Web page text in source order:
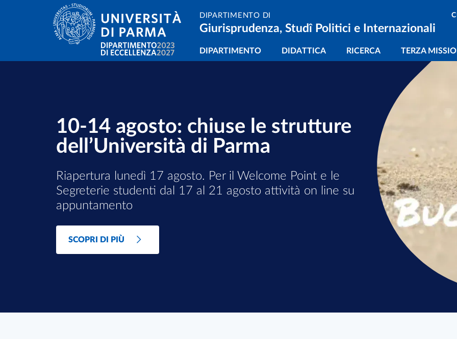
Salta al contenuto principale
Skip to footer
DIPARTIMENTO DI
Giurisprudenza, Studî Politici e Internazionali
Navigazione principale
DIPARTIMENTO DIDATTICA RICERCA TERZA
Dipartimento di Dipartimento di
10-14 agosto: chiuse le strutture
dell’Università di Parma
Riapertura lunedì 17 agosto. Per il Welcome Point e le
Segreterie studenti dal 17 al 21 agosto attività on line su
appuntamento
SCOPRI DI PIÙ